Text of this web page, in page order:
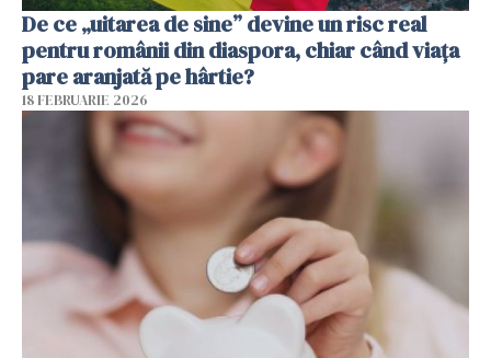
De ce „uitarea de sine” devine un risc real
pentru românii din diaspora, chiar când viața
pare aranjată pe hârtie?
18 FEBRUARIE 2026